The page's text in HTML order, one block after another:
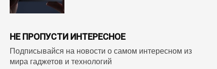
НЕ ПРОПУСТИ ИНТЕРЕСНОЕ
Подписывайся на новости о самом интересном из
мира гаджетов и технологий